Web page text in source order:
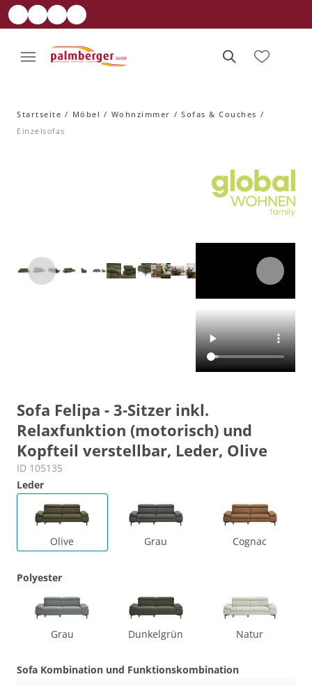
Startseite Möbel Wohnzimmer
Sofas & Couches
Einzelsofas
Sofa Felipa - 3-Sitzer inkl.
Relaxfunktion (motorisch) und
Kopfteil verstellbar, Leder, Olive
ID 105135
Leder
Olive Grau Cognac
Polyester
Grau Dunkelgrün Natur
Sofa Kombination und Funktionskombination